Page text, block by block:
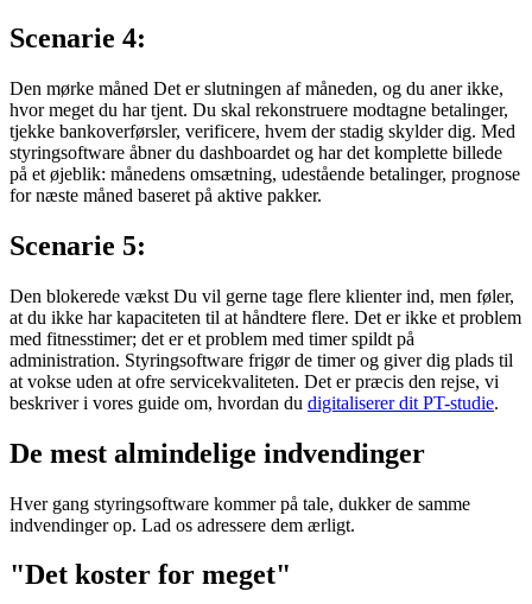
Scenarie 4:
Den mørke måned Det er slutningen af måneden, og du aner ikke,
hvor meget du har tjent. Du skal rekonstruere modtagne betalinger,
tjekke bankoverførsler, verificere, hvem der stadig skylder dig. Med
styringsoftware åbner du dashboardet og har det komplette billede
på et øjeblik: månedens omsætning, udestående betalinger, prognose
for næste måned baseret på aktive pakker.
Scenarie 5:
Den blokerede vækst Du vil gerne tage flere klienter ind, men føler,
at du ikke har kapaciteten til at håndtere flere. Det er ikke et problem
med fitnesstimer; det er et problem med timer spildt på
administration. Styringsoftware frigør de timer og giver dig plads til
at vokse uden at ofre servicekvaliteten. Det er præcis den rejse, vi
beskriver i vores guide om, hvordan du digitaliserer dit PT-studie.
De mest almindelige indvendinger
Hver gang styringsoftware kommer på tale, dukker de samme
indvendinger op. Lad os adressere dem ærligt.
"Det koster for meget"